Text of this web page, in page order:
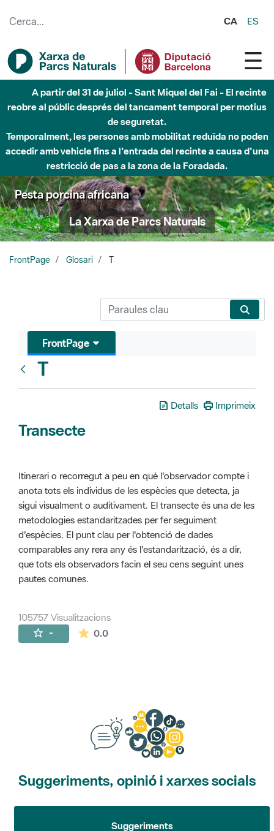
CA ES
A partir del 31 de juliol - Sant Miquel del Fai - El recinte
reobre al públic després del tancament temporal per motius
de seguretat.
Temporalment, les persones amb mobilitat reduïda no poden
accedir amb vehicle fins a l'entrada del recinte a causa d'una
restricció de pas a la zona de la Foradada.
Pesta porcina africana
La Xarxa de Parcs Naturals
FrontPage Glosari T
FrontPage
T
Detalls Imprimeix
Transecte
Itinerari o recorregut a peu en què l'observador compte i
anota tots els individus de les espècies que detecta, ja
sigui visualment o auditivament. El transecte és una de les
metodologies estandaritzades per fer seguiment
d'espècies. El punt clau per l'obtenció de dades
comparables any rera any és l'estandarització, és a dir,
que tots els observadors facin el seu cens seguint unes
pautes comunes.
105757 Visualitzacions
- 0.0La mitjana de les valoracions és de 0
Suggeriments, opinió i xarxes socials
Suggeriments